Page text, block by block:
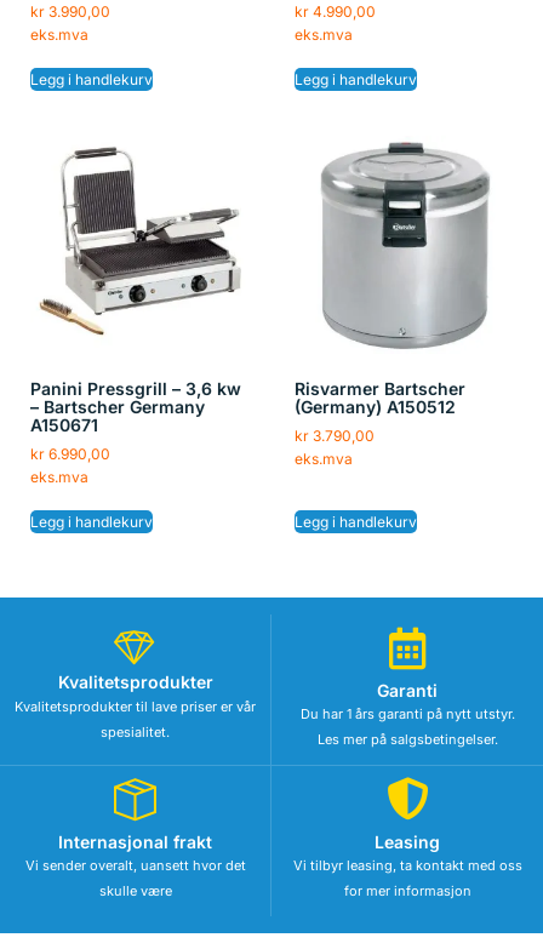
kr 3.990,00
eks.mva
Legg i handlekurv
kr4.990,00
eks.mva
Legg i handlekurv
Panini Pressgrill – 3,6 kw
– Bartscher Germany
A150671
kr 6.990,00
eks.mva
Legg i handlekurv
Risvarmer Bartscher
(Germany) A150512
kr3.790,00
eks.mva
Legg i handlekurv
Kvalitetsprodukter
Kvalitetsprodukter til lave priser er vår
spesialitet.
Garanti
Du har 1 års garanti på nytt utstyr.
Les mer på salgsbetingelser.
Internasjonal frakt
Vi sender overalt, uansett hvor det
skulle være
Leasing
Vi tilbyr leasing, ta kontakt med oss
for mer informasjon